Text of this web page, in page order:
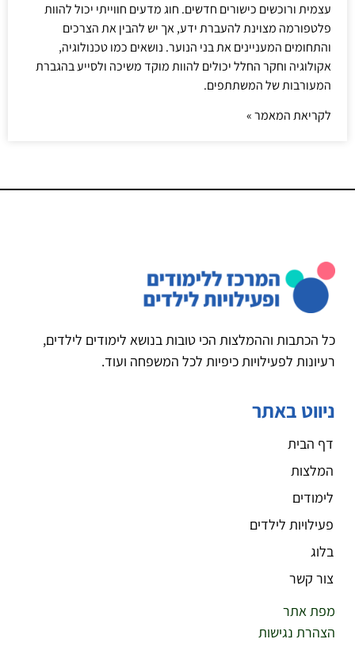
עצמית ורוכשים כישורים חדשים. חוג מדעים חווייתי יכול להוות
פלטפורמה מצוינת להעברת ידע, אך יש להבין את הצרכים
והתחומים המעניינים את בני הנוער. נושאים כמו טכנולוגיה,
אקולוגיה וחקר החלל יכולים להוות מוקד משיכה ולסייע בהגברת
המעורבות של המשתתפים.
לקריאת המאמר »
כל הכתבות וההמלצות הכי טובות בנושא לימודים לילדים,
רעיונות לפעילויות כיפיות לכל המשפחה ועוד.
ניווט באתר
דף הבית
המלצות
לימודים
פעילויות לילדים
בלוג
צור קשר
מפת אתר
הצהרת נגישות